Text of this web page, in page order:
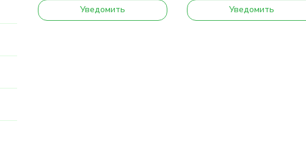
Уведомить Уведомить